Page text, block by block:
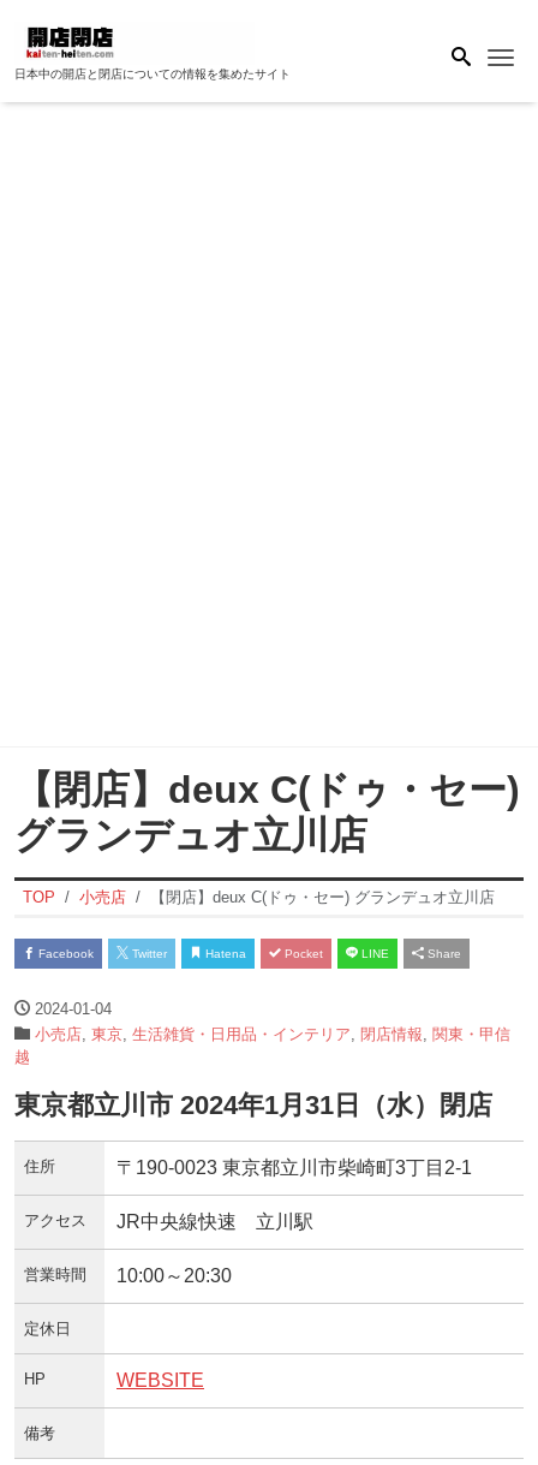
日本中の開店と閉店についての情報を集めたサイト
【閉店】deux C(ドゥ・セー)
グランデュオ立川店
TOP 小売店 【閉店】deux C(ドゥ・セー) グランデュオ立川店
Facebook Twitter Hatena Pocket LINE Share
2024-01-04
小売店 東京 生活雑貨・日用品・インテリア 閉店情報 関東・甲信
越
東京都立川市 2024年1月31日（水）閉店
住所 〒190-0023 東京都立川市柴崎町3丁目2-1
アクセス JR中央線快速 立川駅
営業時間 10:00～20:30
定休日
HP WEBSITE
備考